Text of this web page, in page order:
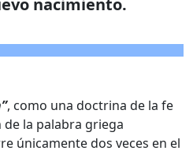
nacimiento.
, como una doctrina de la fe
la palabra griega
únicamente dos veces en el